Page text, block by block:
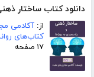
دانلود کتاب ساختار
از: آکادمی
کتاب‌های
۱۷ صفحه